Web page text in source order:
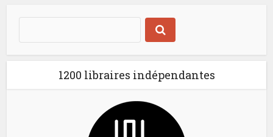
1200 libraires indépendantes